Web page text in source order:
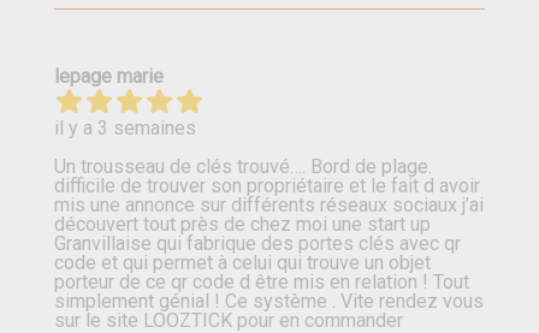
lepage marie
il y a 3 semaines
Un trousseau de clés trouvé…. Bord de plage.
difficile de trouver son propriétaire et le fait d avoir
mis une annonce sur différents réseaux sociaux j’ai
découvert tout près de chez moi une start up
Granvillaise qui fabrique des portes clés avec qr
code et qui permet à celui qui trouve un objet
porteur de ce qr code d être mis en relation ! Tout
simplement génial ! Ce système . Vite rendez vous
sur le site LOOZTICK pour en commander